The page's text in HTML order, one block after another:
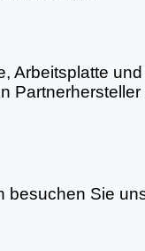
Arbeitsplatte
besuchen Sie